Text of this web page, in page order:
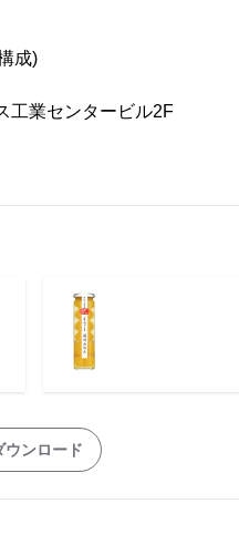
成)
業センタービル2F
ウンロード